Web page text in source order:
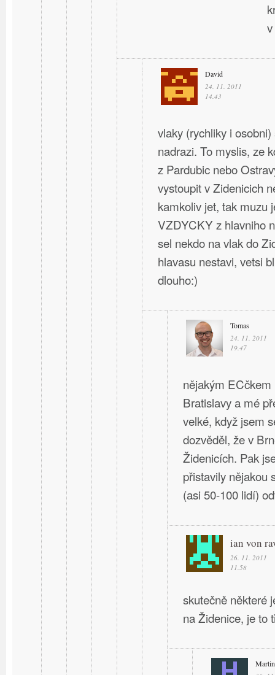
David
24. 11. 2011
14.43
vlaky (rychliky i
nadrazi. To myslis, ze
z Pardubic nebo
vystoupit v Zidenicich
kamkoliv jet, tak muzu
VZDYCKY z hlavniho
sel nekdo na vlak do
hlavasu nestavi, vetsi
dlouho:)
Tomas
24. 11. 2011
19.47
nějakým
Bratislavy a mé
velké, když jsem
dozvěděl, že v
Židenicích. Pak
přistavily nějakou
(asi 50-100 lidí)
ian von
26. 11. 2011
11.58
skutečně některé
na Židenice, je to
Martin